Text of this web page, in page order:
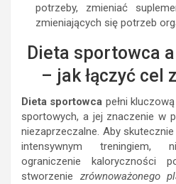
potrzeby, zmieniać
zmieniających się potrzeb
Dieta sportowca
– jak łączyć cel
Dieta sportowca pełni
sportowych, a jej znaczenie w
niezaprzeczalne. Aby
intensywnym treningiem,
ograniczenie kaloryczności
stworzenie zrównoważonego